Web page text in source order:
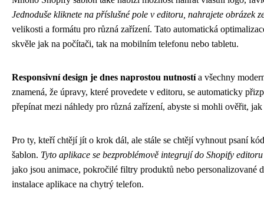
Jednoduše kliknete na příslušné pole v editoru, nahrajete obrázek
velikosti a formátu pro různá zařízení. Tato automatická
skvěle jak na počítači, tak na mobilním telefonu nebo tabletu.
Responsivní design je dnes naprostou nutnostía všechny
znamená, že úpravy, které provedete v editoru, se automaticky
přepínat mezi náhledy pro různá zařízení, abyste si mohli ověřit,
Pro ty, kteří chtějí jít o krok dál, ale stále se chtějí vyhnout psaní
šablon. Tyto aplikace se bezproblémově integrují do Shopify
jako jsou animace, pokročilé filtry produktů nebo personalizované
instalace aplikace na chytrý telefon.